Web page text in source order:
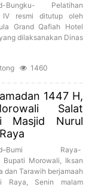
Bungku- Pelatihan
IV resmi ditutup oleh
Grand Qafiah Hotel
dilaksanakan Dinas
1460
1447 H,
Salat
Masjid Nurul
Raya-
Morowali, Iksan
dan Tarawih berjamaah
Raya, Senin malam